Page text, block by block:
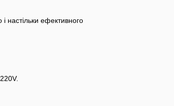
настільки ефективного